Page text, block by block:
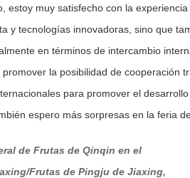
estoy muy satisfecho con la
y tecnologías innovadoras, sino que
en términos de intercambio
la posibilidad de cooperación
para promover el
espero más sorpresas en la feria
de Frutas de Qinqin en el
Frutas de Pingju de Jiaxing,